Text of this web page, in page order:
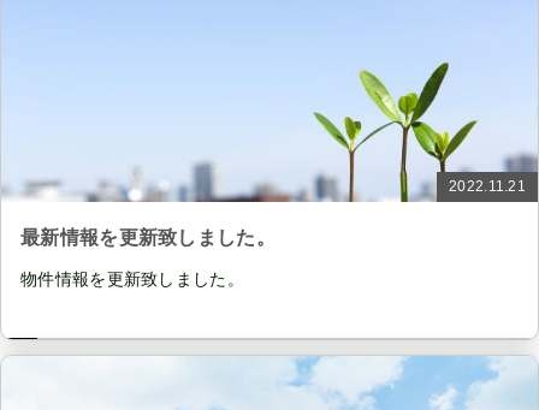
2022.11.21
最新情報を更新致しました。
物件情報を更新致しました。